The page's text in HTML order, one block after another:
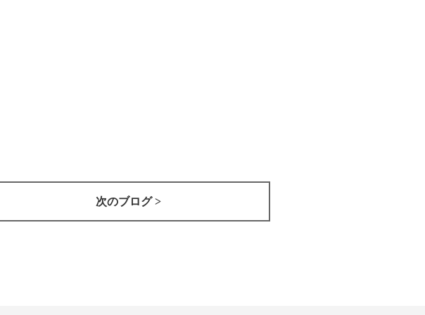
次のブログ >